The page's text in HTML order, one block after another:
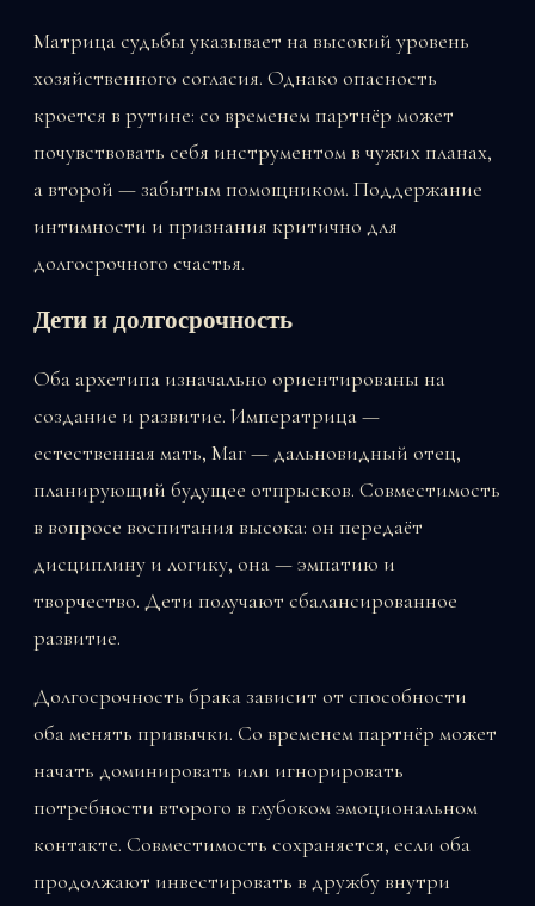
Матрица судьбы указывает на высокий уровень
хозяйственного согласия. Однако опасность
кроется в рутине: со временем партнёр может
почувствовать себя инструментом в чужих планах,
а второй — забытым помощником. Поддержание
интимности и признания критично для
долгосрочного счастья.
Дети и долгосрочность
Оба архетипа изначально ориентированы на
создание и развитие. Императрица —
естественная мать, Маг — дальновидный отец,
планирующий будущее отпрысков. Совместимость
в вопросе воспитания высока: он передаёт
дисциплину и логику, она — эмпатию и
творчество. Дети получают сбалансированное
развитие.
Долгосрочность брака зависит от способности
оба менять привычки. Со временем партнёр может
начать доминировать или игнорировать
потребности второго в глубоком эмоциональном
контакте. Совместимость сохраняется, если оба
продолжают инвестировать в дружбу внутри